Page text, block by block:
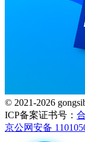
© 2021-2026
ICP备案证书号：
京公网安备